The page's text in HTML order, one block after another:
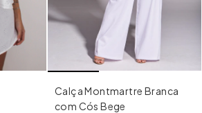
Calça Montmartre Branca
com Cós Bege